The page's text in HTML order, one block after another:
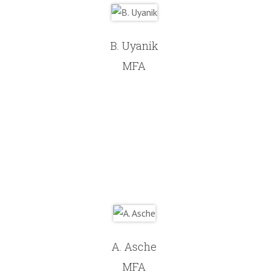
B. Uyanik
MFA
A. Asche
MFA